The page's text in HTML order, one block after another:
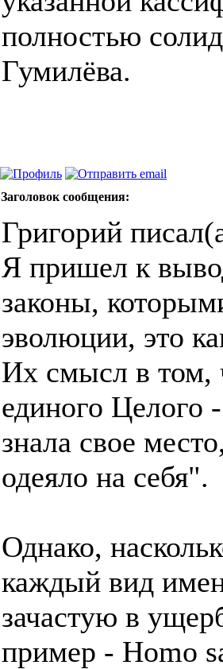
полностью
Гумилёва.
Заголовок сообщения:
Григорий
Я пришел к
законы,
эволюции, это
Их смысл в том,
единого
знала свое
одеяло на себя".
Однако,
каждый вид
зачастую в
пример - Homo